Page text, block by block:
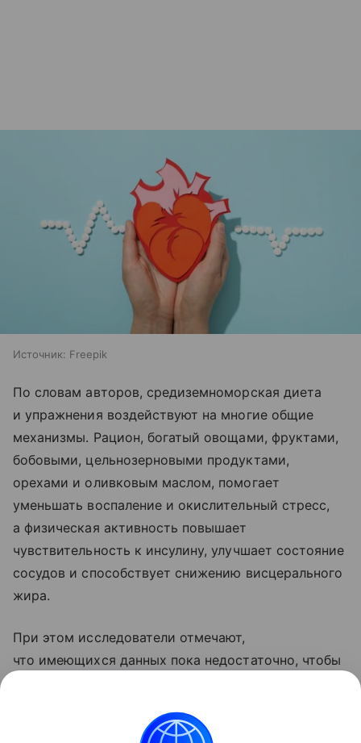
Источник: Freepik
По словам авторов, средиземноморская диета
и упражнения воздействуют на многие общие
механизмы. Рацион, богатый овощами, фруктами,
бобовыми, цельнозерновыми продуктами,
орехами и оливковым маслом, помогает
уменьшать воспаление и окислительный стресс,
а физическая активность повышает
чувствительность к инсулину, улучшает состояние
сосудов и способствует снижению висцерального
жира.
При этом исследователи отмечают,
что имеющихся данных пока недостаточно, чтобы
чем каждый из этих методов по отдельности.